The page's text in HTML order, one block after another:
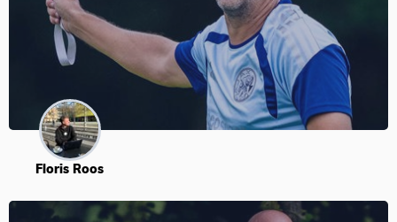
Floris Roos